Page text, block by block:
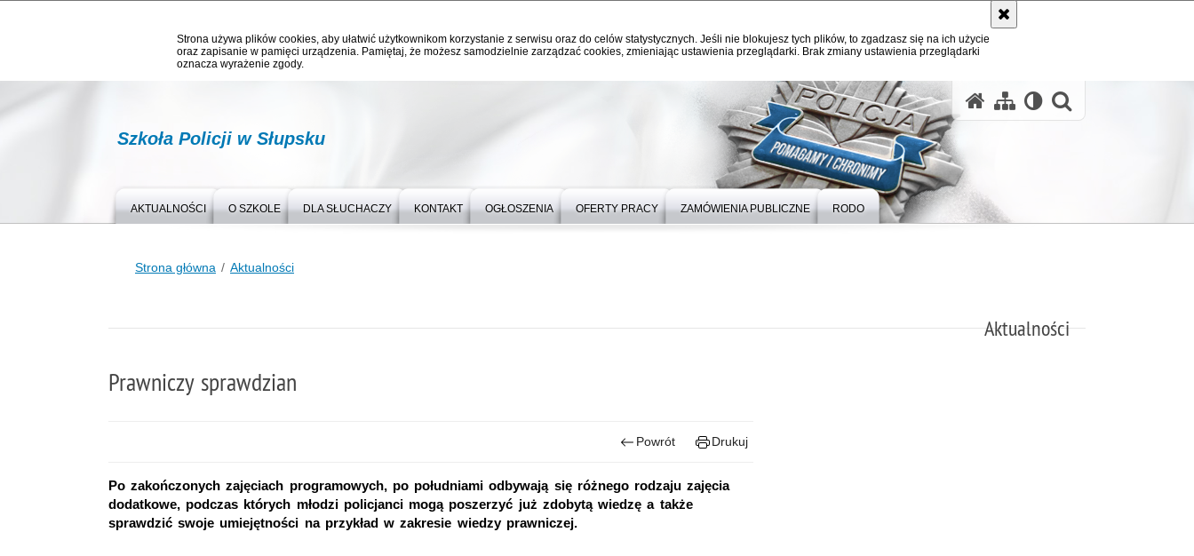
Strona używa plików cookies, aby ułatwić użytkownikom korzystanie z serwisu oraz do celów statystycznych. Jeśli nie blokujesz tych plików, to zgadzasz się na ich użycie
oraz zapisanie w pamięci urządzenia. Pamiętaj, że możesz samodzielnie zarządzać cookies, zmieniając ustawienia przeglądarki. Brak zmiany ustawienia przeglądarki
oznacza wyrażenie zgody.
Szkoła Policji w Słupsku
AKTUALNOŚCI O SZKOLE DLA SŁUCHACZY KONTAKT OGŁOSZENIA OFERTY PRACY ZAMÓWIENIA PUBLICZNE RODO
Strona główna Aktualności
Aktualności
Prawniczy sprawdzian
Powrót Drukuj
Po zakończonych zajęciach programowych, po południami odbywają się różnego rodzaju zajęcia
dodatkowe, podczas których młodzi policjanci mogą poszerzyć już zdobytą wiedzę a także
sprawdzić swoje umiejętności na przykład w zakresie wiedzy prawniczej.